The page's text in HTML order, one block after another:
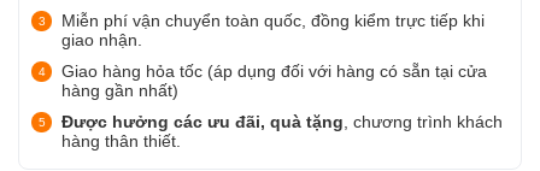
Miễn phí vận chuyển toàn quốc, đồng kiểm trực tiếp khi
giao nhận.
Giao hàng hỏa tốc (áp dụng đối với hàng có sẵn tại cửa
hàng gần nhất)
Được hưởng các ưu đãi, quà tặng , chương trình khách
hàng thân thiết.